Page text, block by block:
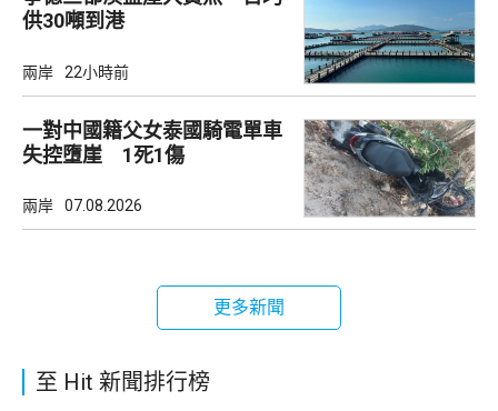
供30噸到港
兩岸 22小時前
一對中國籍父女泰國騎電單車
失控墮崖 1死1傷
兩岸 07.08.2026
更多新聞
至 Hit 新聞排行榜